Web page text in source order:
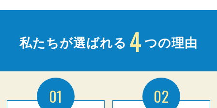
私たちが選ばれる 4 つの理由
01 02